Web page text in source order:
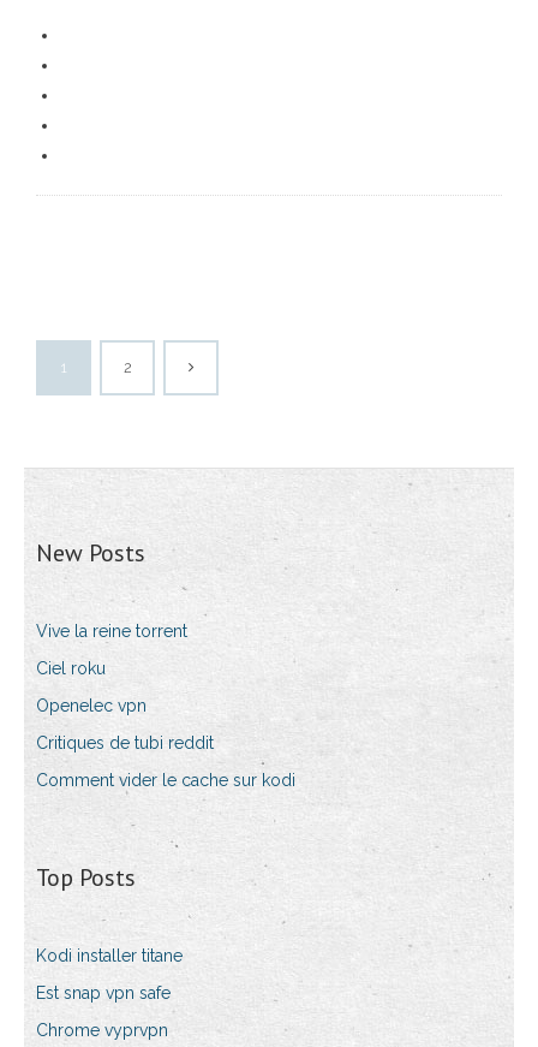
1 2
New Posts
Vive la reine torrent
Ciel roku
Openelec vpn
Critiques de tubi reddit
Comment vider le cache sur kodi
Top Posts
Kodi installer titane
Est snap vpn safe
Chrome vyprvpn